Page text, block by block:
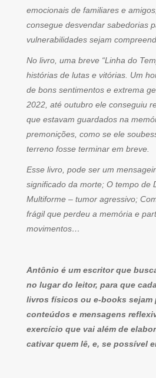
emocionais de familiares e
consegue desvendar sabedorias
vulnerabilidades sejam
No livro, uma breve “Linha do
histórias de lutas e vitórias. Um
de bons sentimentos e extrema
2022, até outubro ele conseguiu
que estavam guardados na
premonições, como se ele
terreno fosse terminar em breve.
Esse livro, pode ser um
significado da morte; O tempo de
Multiforme – tumor agressivo;
frágil que perdeu a memória e
movimentos…
Antônio é um escritor que
no lugar do leitor, para que
livros físicos ou e-books sejam
conteúdos e mensagens
exercício que vai além de
cativar quem lê, e, se possível